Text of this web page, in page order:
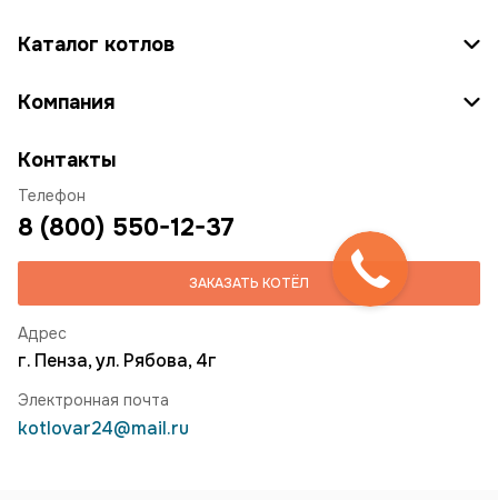
Каталог котлов
Компания
Контакты
Телефон
8 (800) 550-12-37
ЗАКАЗАТЬ КОТЁЛ
Адрес
г. Пенза, ул. Рябова, 4г
Электронная почта
kotlovar24@mail.ru